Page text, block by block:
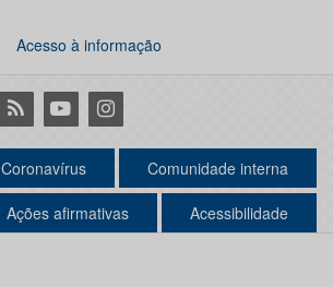
Acesso à informação
RSS YoutubeInstagram
Coronavírus Comunidade interna
Ações afirmativas Acessibilidade